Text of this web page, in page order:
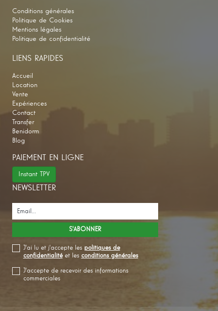
Conditions générales
Politique de Cookies
Mentions légales
Politique de confidentialité
LIENS RAPIDES
Accueil
Location
Vente
Expériences
Contact
Transfer
Benidorm
Blog
PAIEMENT EN LIGNE
Instant TPV
NEWSLETTER
J'ai lu et j'accepte les politiques de
confidentialitéet les conditions générales
J'accepte de recevoir des informations
commerciales